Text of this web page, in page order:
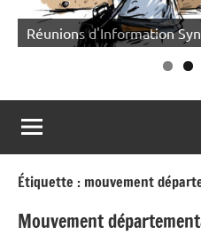
Réunions d'Information
Étiquette : mouvement
Mouvement